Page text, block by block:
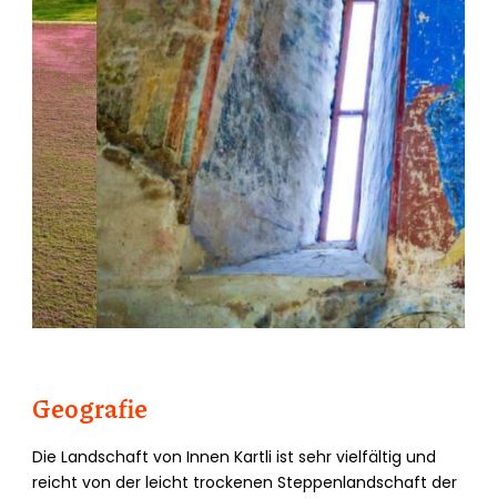
Geografie
Die Landschaft von Innen Kartli ist sehr vielfältig und
reicht von der leicht trockenen Steppenlandschaft der